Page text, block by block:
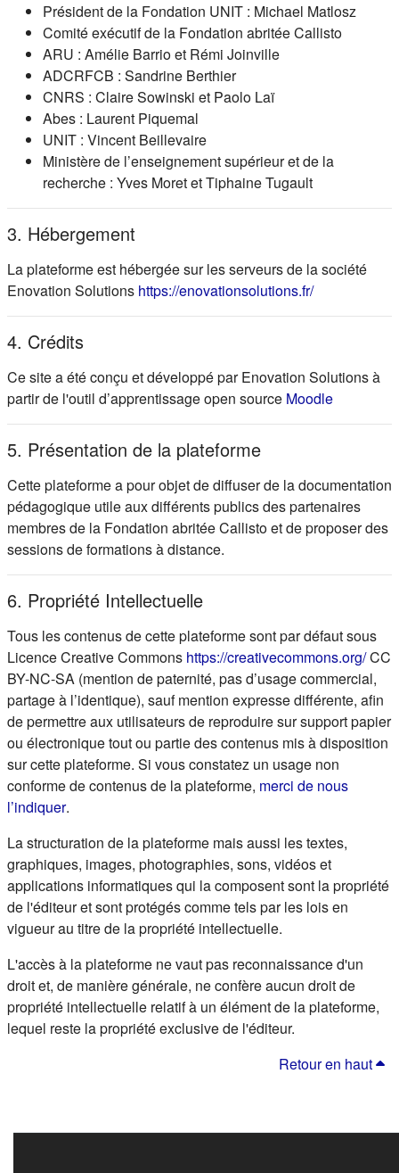
Président de la Fondation UNIT : Michael Matlosz
Comité exécutif de la Fondation abritée Callisto
ARU : Amélie Barrio et Rémi Joinville
ADCRFCB : Sandrine Berthier
CNRS : Claire Sowinski et Paolo Laï
Abes : Laurent Piquemal
UNIT : Vincent Beillevaire
Ministère de l’enseignement supérieur et de la
recherche : Yves Moret et Tiphaine Tugault
3. Hébergement
La plateforme est hébergée sur les serveurs de la société
Enovation Solutions https://enovationsolutions.fr/(s'ouvre
4. Crédits
Ce site a été conçu et développé par Enovation Solutions à
partir de l'outil d’apprentissage open source Moodle(s'ouvre
5. Présentation de la plateforme
Cette plateforme a pour objet de diffuser de la documentation
pédagogique utile aux différents publics des partenaires
membres de la Fondation abritée Callisto et de proposer des
sessions de formations à distance.
6. Propriété Intellectuelle
Tous les contenus de cette plateforme sont par défaut sous
Licence Creative Commons https://creativecommons.org/CC
BY-NC-SA (mention de paternité, pas d’usage commercial,
partage à l’identique), sauf mention expresse différente, afin
de permettre aux utilisateurs de reproduire sur support papier
ou électronique tout ou partie des contenus mis à disposition
sur cette plateforme. Si vous constatez un usage non
conforme de contenus de la plateforme, merci de nous
l’indiquer(s'ouvre dans un nouvel onglet)
.
La structuration de la plateforme mais aussi les textes,
graphiques, images, photographies, sons, vidéos et
applications informatiques qui la composent sont la propriété
de l'éditeur et sont protégés comme tels par les lois en
vigueur au titre de la propriété intellectuelle.
L'accès à la plateforme ne vaut pas reconnaissance d'un
droit et, de manière générale, ne confère aucun droit de
propriété intellectuelle relatif à un élément de la plateforme,
lequel reste la propriété exclusive de l'éditeur.
Retour en haut